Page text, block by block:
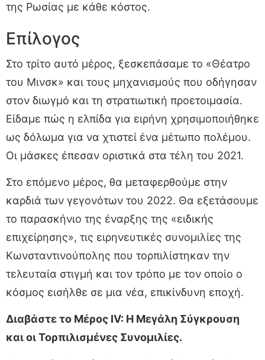
της Ρωσίας με κάθε κόστος.
Επίλογος
Στο τρίτο αυτό μέρος, ξεσκεπάσαμε το «Θέατρο
του Μινσκ» και τους μηχανισμούς που οδήγησαν
στον διωγμό και τη στρατιωτική προετοιμασία.
Είδαμε πώς η ελπίδα για ειρήνη χρησιμοποιήθηκε
ως δόλωμα για να χτιστεί ένα μέτωπο πολέμου.
Οι μάσκες έπεσαν οριστικά στα τέλη του 2021.
Στο επόμενο μέρος, θα μεταφερθούμε στην
καρδιά των γεγονότων του 2022. Θα εξετάσουμε
το παρασκήνιο της έναρξης της «ειδικής
επιχείρησης», τις ειρηνευτικές συνομιλίες της
Κωνσταντινούπολης που τορπιλίστηκαν την
τελευταία στιγμή και τον τρόπο με τον οποίο ο
κόσμος εισήλθε σε μια νέα, επικίνδυνη εποχή.
Διαβάστε το Μέρος IV: Η Μεγάλη Σύγκρουση
και οι Τορπιλισμένες Συνομιλίες.